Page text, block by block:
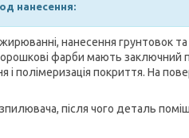
нанесення:
нанесення грунтовок
фарби мають заключний
полімеризація покриття. На
після чого деталь